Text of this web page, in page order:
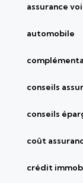
assurance
automobile
conseils
conseils
coût
crédit